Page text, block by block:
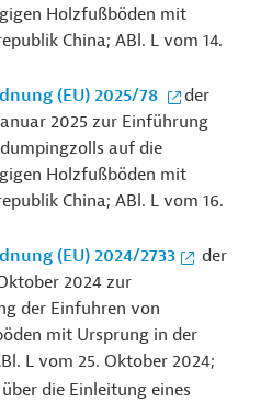
Holzfußböden mit
China; ABl. L vom 14.
(EU) 2025/78
der
2025 zur Einführung
auf die
Holzfußböden mit
China; ABl. L vom 16.
(EU) 2024/2733
der
2024 zur
der Einfuhren von
mit Ursprung in der
L vom 25. Oktober 2024;
über die Einleitung eines